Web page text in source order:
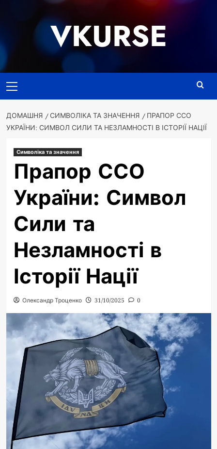
VKURSE
меню
ДОМАШНЯ СИМВОЛІКА ТА ЗНАЧЕННЯ
ПРАПОР ССО
УКРАЇНИ: СИМВОЛ СИЛИ ТА НЕЗЛАМНОСТІ В ІСТОРІЇ НАЦІЇ
Символіка та значення
Прапор ССО
України: Символ
Сили та
Незламності в
Історії Нації
Олександр Троценко 31/10/2025 0